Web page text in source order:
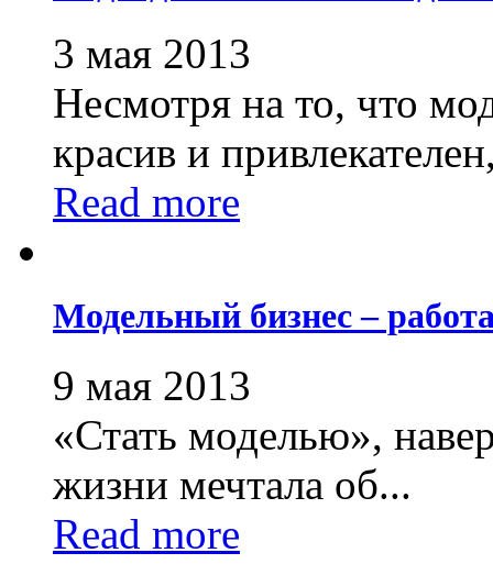
3 мая 2013
Несмотря на то, что
красив и
Read more
Модельный бизнес –
9 мая 2013
«Стать моделью»,
жизни мечтала об...
Read more